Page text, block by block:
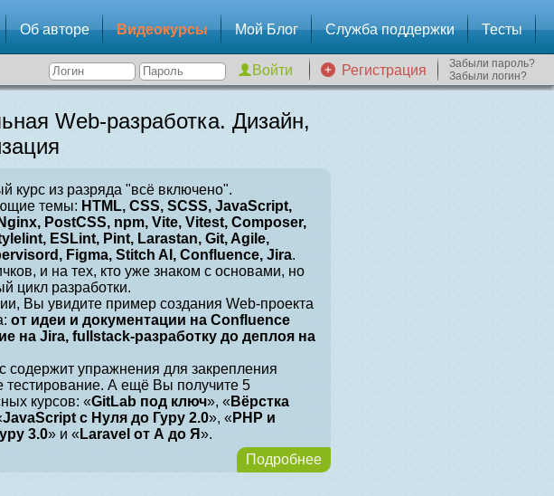
Об авторе Видеокурсы Мой Блог Служба поддержки Тесты
Регистрация
Забыли пароль?
Забыли логин?
Web-разработка. Дизайн,
курс из разряда "всё включено".
темы: HTML, CSS, SCSS, JavaScript,
PostCSS, npm, Vite, Vitest, Composer,
ESLint, Pint, Larastan, Git, Agile,
Figma, Stitch AI, Confluence, Jira.
и на тех, кто уже знаком с основами, но
цикл разработки.
Вы увидите пример создания Web-проекта
от идеи и документации на Confluence
на Jira, fullstack-разработку до деплоя на
содержит упражнения для закрепления
тестирование. А ещё Вы получите 5
курсов: «GitLab под ключ», « Вёрстка
JavaScript с Нуля до Гуру 2.0», «PHP и
3.0» и « Laravel от А до Я».
Подробнее